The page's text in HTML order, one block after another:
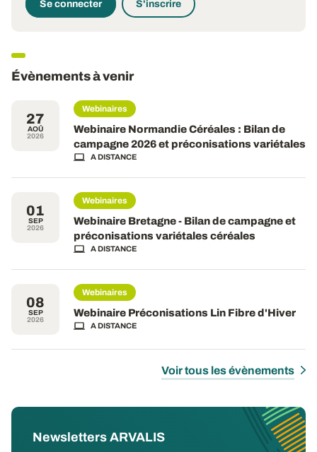
Se connecter S'inscrire
Évènements à venir
27
AOÛ
2026
Webinaires
Webinaire Normandie Céréales : Bilan de
campagne 2026 et préconisations variétales
A DISTANCE
01
SEP
2026
Webinaires
Webinaire Bretagne - Bilan de campagne et
préconisations variétales céréales
A DISTANCE
08
SEP
2026
Webinaires
Webinaire Préconisations Lin Fibre d'Hiver
A DISTANCE
Voir tous les évènements
Newsletters ARVALIS